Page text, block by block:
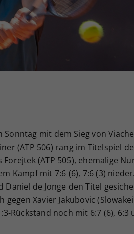
mit dem Sieg von
(ATP 506) rang im Titelspiel
(ATP 505), ehemalige
Kampf mit 7:6 (6), 7:6 (3)
de Jonge den Titel
Xavier Jakubovic
Rückstand noch mit 6:7 (6), 6:3
Ihrer vorgenommen
Webseiten-Betreiber